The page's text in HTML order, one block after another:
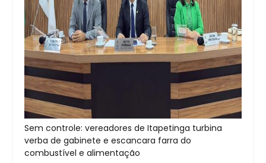
Sem controle: vereadores de Itapetinga turbina
verba de gabinete e escancara farra do
combustível e alimentação